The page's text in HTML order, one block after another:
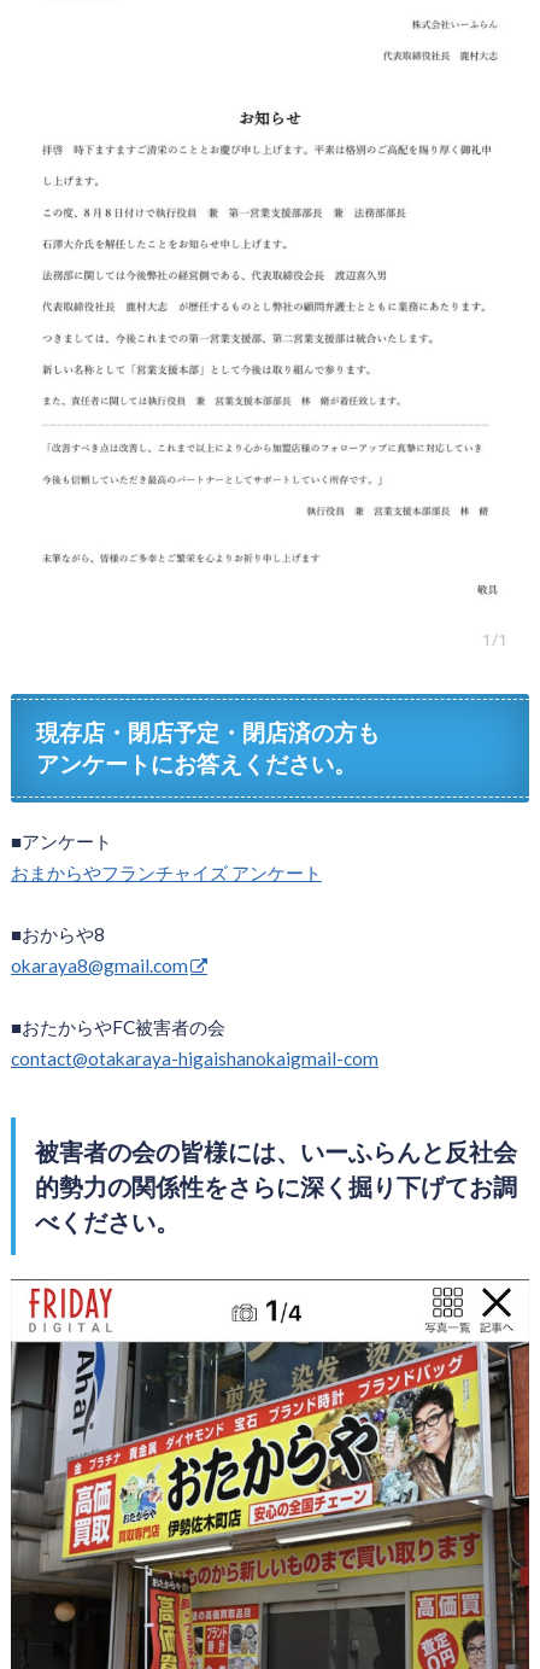
現存店・閉店予定・閉店済の方も
アンケートにお答えください。
■アンケート
おまからやフランチャイズ アンケート
■おからや8
okaraya8@gmail.com
■おたからやFC被害者の会
contact@otakaraya-higaishanokaigmail-com
被害者の会の皆様には、いーふらんと反社会
的勢力の関係性をさらに深く掘り下げてお調
べください。